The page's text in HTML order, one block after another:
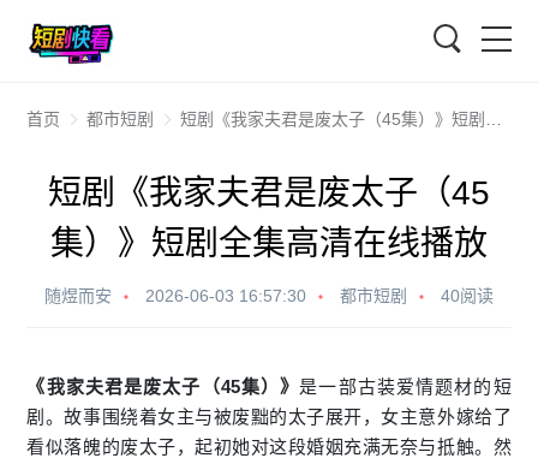
首页 都市短剧 短剧《我家夫君是废太子（45集）》短剧全集高清在线播放
短剧《我家夫君是废太子（45
集）》短剧全集高清在线播放
随煜而安 2026-06-03 16:57:30 都市短剧 40阅读
《我家夫君是废太子（45集）》是一部古装爱情题材的短
剧。故事围绕着女主与被废黜的太子展开，女主意外嫁给了
看似落魄的废太子，起初她对这段婚姻充满无奈与抵触。然